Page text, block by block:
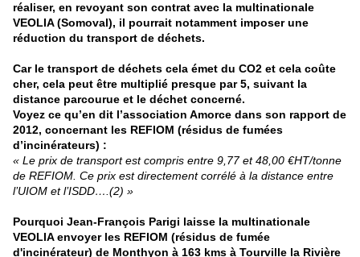
réaliser, en revoyant son contrat avec la multinationale
VEOLIA (Somoval), il pourrait notamment imposer une
réduction du transport de déchets.
Car le transport de déchets cela émet du CO2 et cela coûte
cher, cela peut être multiplié presque par 5, suivant la
distance parcourue et le déchet concerné.
Voyez ce qu’en dit l’association Amorce dans son rapport de
2012, concernant les REFIOM (résidus de fumées
d’incinérateurs) :
« Le prix de transport est compris entre 9,77 et 48,00 €HT/tonne
de REFIOM. Ce prix est directement corrélé à la distance entre
l’UIOM et l’ISDD….(2) »
Pourquoi Jean-François Parigi laisse la multinationale
VEOLIA envoyer les REFIOM (résidus de fumée
d'incinérateur) de Monthyon à 163 kms à Tourville la Rivière